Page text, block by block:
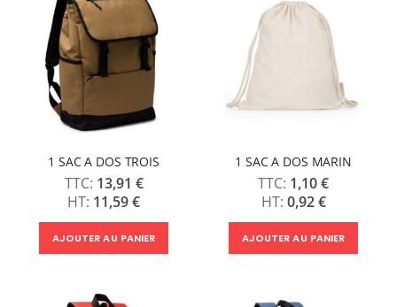
1 SAC A DOS TROIS
13,91 €
11,59 €
AJOUTER AU PANIER
1 SAC A DOS MARIN
1,10 €
0,92 €
AJOUTER AU PANIER